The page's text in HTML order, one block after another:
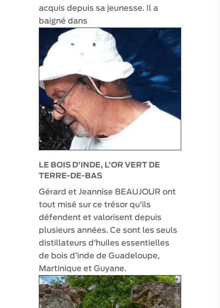
acquis depuis sa jeunesse. Il a
baigné dans
LE BOIS D’INDE, L’OR VERT DE
TERRE-DE-BAS
Gérard et Jeannise BEAUJOUR ont
tout misé sur ce trésor qu’ils
défendent et valorisent depuis
plusieurs années. Ce sont les seuls
distillateurs d’huiles essentielles
de bois d’inde de Guadeloupe,
Martinique et Guyane.